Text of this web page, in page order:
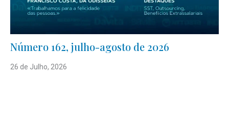
Número 162, julho-agosto de 2026
26 de Julho, 2026